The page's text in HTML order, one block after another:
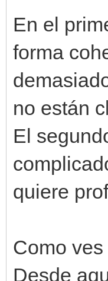
En el
forma
no están
El
quiere
Como
Desde